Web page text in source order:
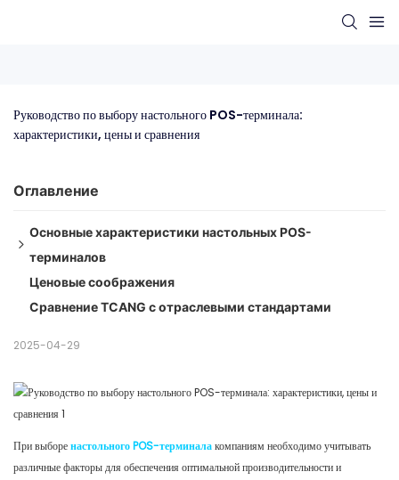
Руководство по выбору настольного POS-терминала:
характеристики, цены и сравнения
Оглавление
Основные характеристики настольных POS-
терминалов
1. Конструкция «все в одном»
2. Высокоскоростная обработка
подключения
Ценовые соображения
Сравнение TCANG с отраслевыми стандартами
2025-04-29
При выборенастольного POS-терминалакомпаниям необходимо учитывать
различные факторы для обеспечения оптимальной производительности и